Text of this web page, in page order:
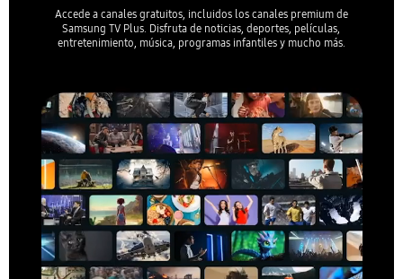
Accede a canales gratuitos, incluidos los canales premium de
Samsung TV Plus. Disfruta de noticias, deportes, películas,
entretenimiento, música, programas infantiles y mucho más.